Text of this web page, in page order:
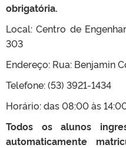
obrigatória.
Local: Centro de
303
Endereço: Rua: Benjamin
Telefone: (53) 3921-1434
Horário: das 08:00 às
Todos os alunos
automaticamente